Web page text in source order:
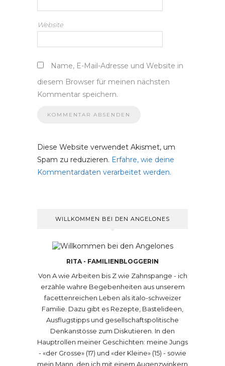
Website
Name, E-Mail-Adresse und Website in
diesem Browser für meinen nächsten
Kommentar speichern.
Diese Website verwendet Akismet, um
Spam zu reduzieren. Erfahre, wie deine
Kommentardaten verarbeitet werden.
WILLKOMMEN BEI DEN ANGELONES
RITA - FAMILIENBLOGGERIN
Von A wie Arbeiten bis Z wie Zahnspange - ich
erzähle wahre Begebenheiten aus unserem
facettenreichen Leben als italo-schweizer
Familie. Dazu gibt es Rezepte, Bastelideen,
Ausflugstipps und gesellschaftspolitische
Denkanstösse zum Diskutieren. In den
Hauptrollen meiner Geschichten: meine Jungs
- «der Grosse» (17) und «der Kleine» (15) - sowie
mein Mann, den ich mit einem Augenzwinkern